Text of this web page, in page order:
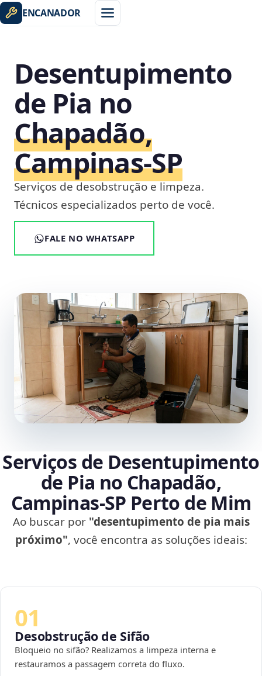
ENCANADOR
Desentupimento
de Pia no
Chapadão,
Campinas‑SP
Serviços de desobstrução e limpeza.
Técnicos especializados perto de você.
FALE NO WHATSAPP
Serviços de Desentupimento
de Pia no Chapadão,
Campinas‑SP Perto de Mim
Ao buscar por "desentupimento de pia mais
próximo", você encontra as soluções ideais:
01
Desobstrução de Sifão
Bloqueio no sifão? Realizamos a limpeza interna e
restauramos a passagem correta do fluxo.